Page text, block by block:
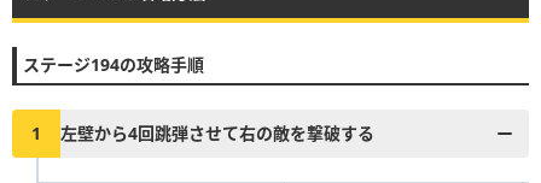
11 12 13 14 15 16 17 18 19 20
21 22 23 24 25 26 27
ステージ194の攻略手順
1 左壁から4回跳弾させて右の敵を撃破する